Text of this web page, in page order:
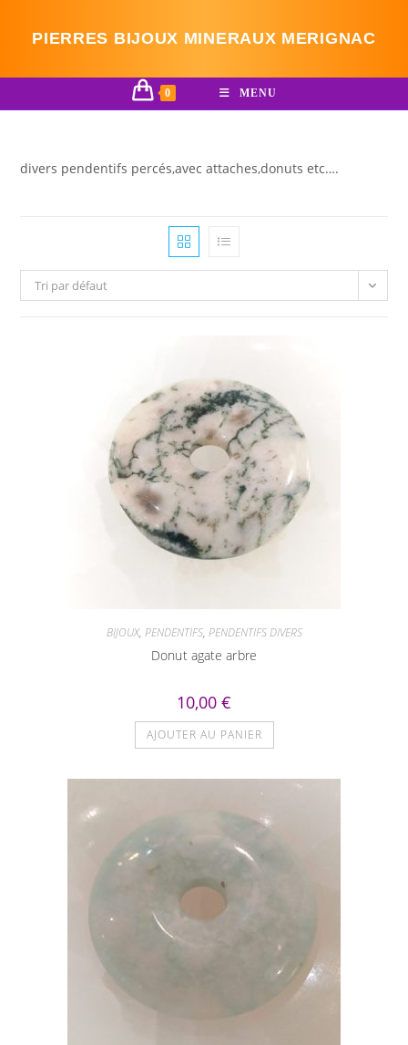
PIERRES BIJOUX MINERAUX MERIGNAC
0 MENU
divers pendentifs percés,avec attaches,donuts etc….
Tri par défaut
BIJOUX, PENDENTIFS, PENDENTIFS DIVERS
Donut agate arbre
10,00 €
AJOUTER AU PANIER